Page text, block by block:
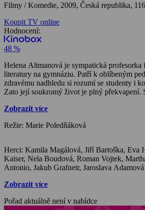
Filmy / Komedie, 2009, Česká republika,
Koupit TV online
Hodnocení:
48 %
Helena Altmanová je sympatická profesorka
literatury na gymnáziu. Patří k oblíbeným
zdravému nadhledu si rozumí se studenty i
Zato její soukromý život je plný překvapení.
ovdovělé sestry Kristýny, manželské
natolik, že jí na vlastní život a vlastní city
sny rezignovali. Helena se za pohnutých
lékařem záchranné služby Františkem. A
se zamiluje! Začíná bouřlivý příběh plný
v němž vztah zamilované dvojice plánovitě či
komplikují jak partneři, tak další členové
hledá náměty, scenáristka a režisérka Marie
„Je to jednoduché, náměty leží na ulici, stačí
zápětí dodává: „Já už jsem si plánovala jen
Zobrazit více
Režie: Marie Poledňáková
Herci: Kamila Magálová, Jiří Bartoška, Eva Holubová, Oldřich
Kaiser, Nela Boudová, Roman Vojtek, Martha Issová, Filip
Antonio, Jakub Grafnetr, Jaroslava Adamová
Zobrazit více
Pořad aktuálně není v nabídce